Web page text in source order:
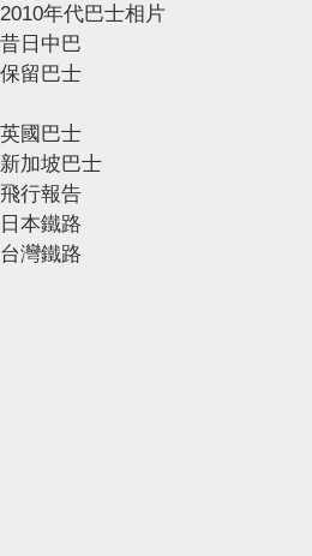
2010年代巴士相片
昔日中巴
保留巴士
英國巴士
新加坡巴士
飛行報告
日本鐵路
台灣鐵路